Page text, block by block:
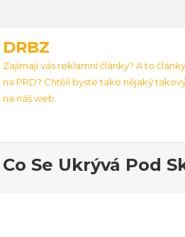
DRBZ
Zajímají vás reklamní články? A to
na PRD? Chtěli byste také nějaký
na náš web.
Co Se Ukrývá Pod